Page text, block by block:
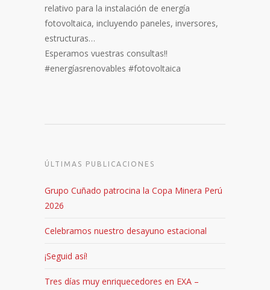
relativo para la instalación de energía
fotovoltaica, incluyendo paneles, inversores,
estructuras…
Esperamos vuestras consultas!!
#energíasrenovables #fotovoltaica
ÚLTIMAS PUBLICACIONES
Grupo Cuñado patrocina la Copa Minera Perú
2026
Celebramos nuestro desayuno estacional
¡Seguid así!
Tres días muy enriquecedores en EXA –